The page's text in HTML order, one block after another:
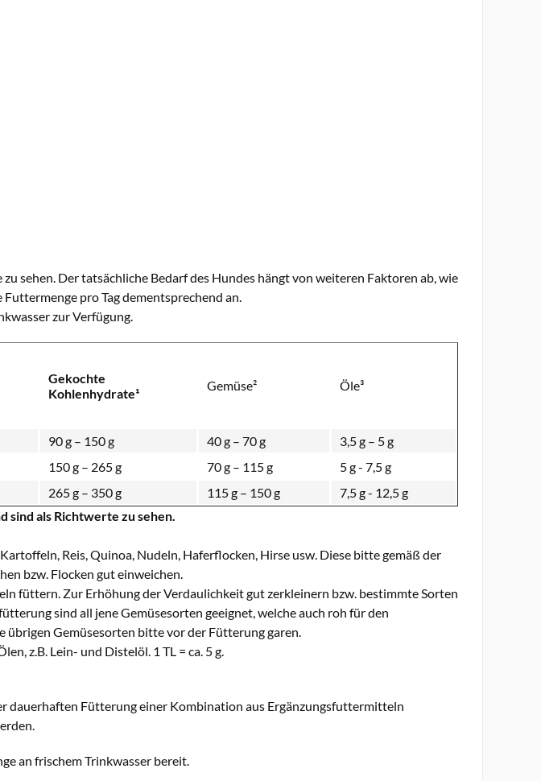
sehen. Der tatsächliche Bedarf des Hundes hängt von weiteren Faktoren ab, wie
pro Tag dementsprechend an.
zur Verfügung.
Gekochte
Kohlenhydrate¹
Gemüse² Öle³
90 g – 150 g 40 g – 70 g
3,5 g – 5 g
150 g – 265 g 70 g – 115 g
5 g - 7,5 g
265 g – 350 g 115 g – 150 g
7,5 g - 12,5 g
sind als Richtwerte zu sehen.
Reis, Quinoa, Nudeln, Haferflocken, Hirse usw. Diese bitte gemäß der
bzw. Flocken gut einweichen.
füttern. Zur Erhöhung der Verdaulichkeit gut zerkleinern bzw. bestimmte Sorten
sind all jene Gemüsesorten geeignet, welche auch roh für den
übrigen Gemüsesorten bitte vor der Fütterung garen.
z.B. Lein- und Distelöl. 1 TL = ca. 5 g.
dauerhaften Fütterung einer Kombination aus Ergänzungsfuttermitteln
an frischem Trinkwasser bereit.